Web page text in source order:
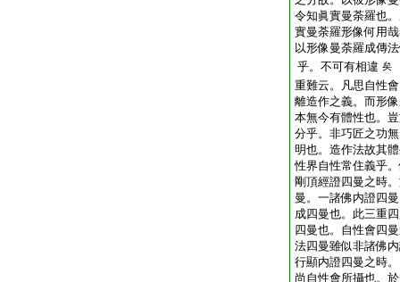
令知眞實曼荼羅也
實曼荼羅形像何用
以形像曼荼羅成傳
乎。不可有相違 矣
重難云。凡思自性
離造作之義。而形
本無今有體性也。
分乎。非巧匠之功
明也。造作法故其
性界自性常住義乎
剛頂經證四曼之時
曼。一諸佛内證四
成四曼也。此三重
四曼也。自性會四
法四曼雖似非諸佛
行顯内證四曼之時
尚自性會所攝也。